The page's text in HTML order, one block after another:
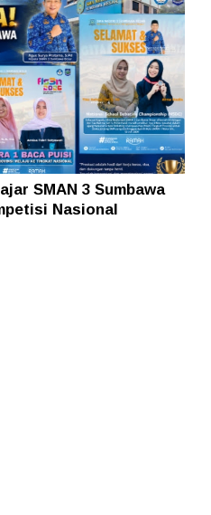
SMAN 3 Sumbawa
Nasional